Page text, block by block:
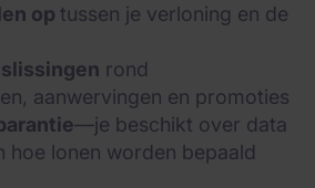
op tussen je verloning en de
rond
aanwervingen en promoties
—je beschikt over data
hoe lonen worden bepaald